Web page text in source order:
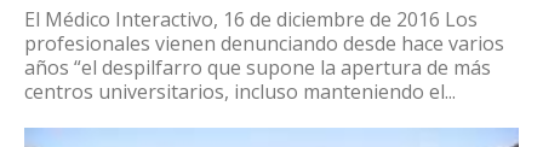
El Médico Interactivo, 16 de diciembre de 2016 Los
profesionales vienen denunciando desde hace varios
años “el despilfarro que supone la apertura de más
centros universitarios, incluso manteniendo el...